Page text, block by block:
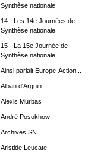
Synthèse nationale
14 - Les 14e Journées de
Synthèse nationale
15 - La 15e Journée de
Synthèse nationale
Ainsi parlait Europe-Action...
Alban d'Arguin
Alexis Murbas
André Posokhow
Archives SN
Aristide Leucate